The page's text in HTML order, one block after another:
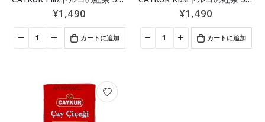
¥1,490
カートに追加
¥1,490
カートに追加